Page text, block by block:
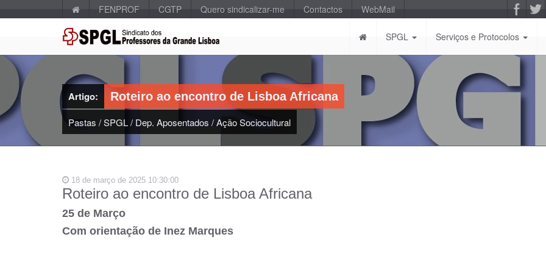
FENPROF CGTP Quero sindicalizar-me Contactos WebMail
SPGL Serviços e Protocolos
Artigo: Roteiro ao encontro de Lisboa Africana
Pastas /SPGL/ Dep. Aposentados /Ação Sociocultural
18 de março de 2025 10:30:00
Roteiro ao encontro de Lisboa Africana
25 de Março
Com orientação de Inez Marques